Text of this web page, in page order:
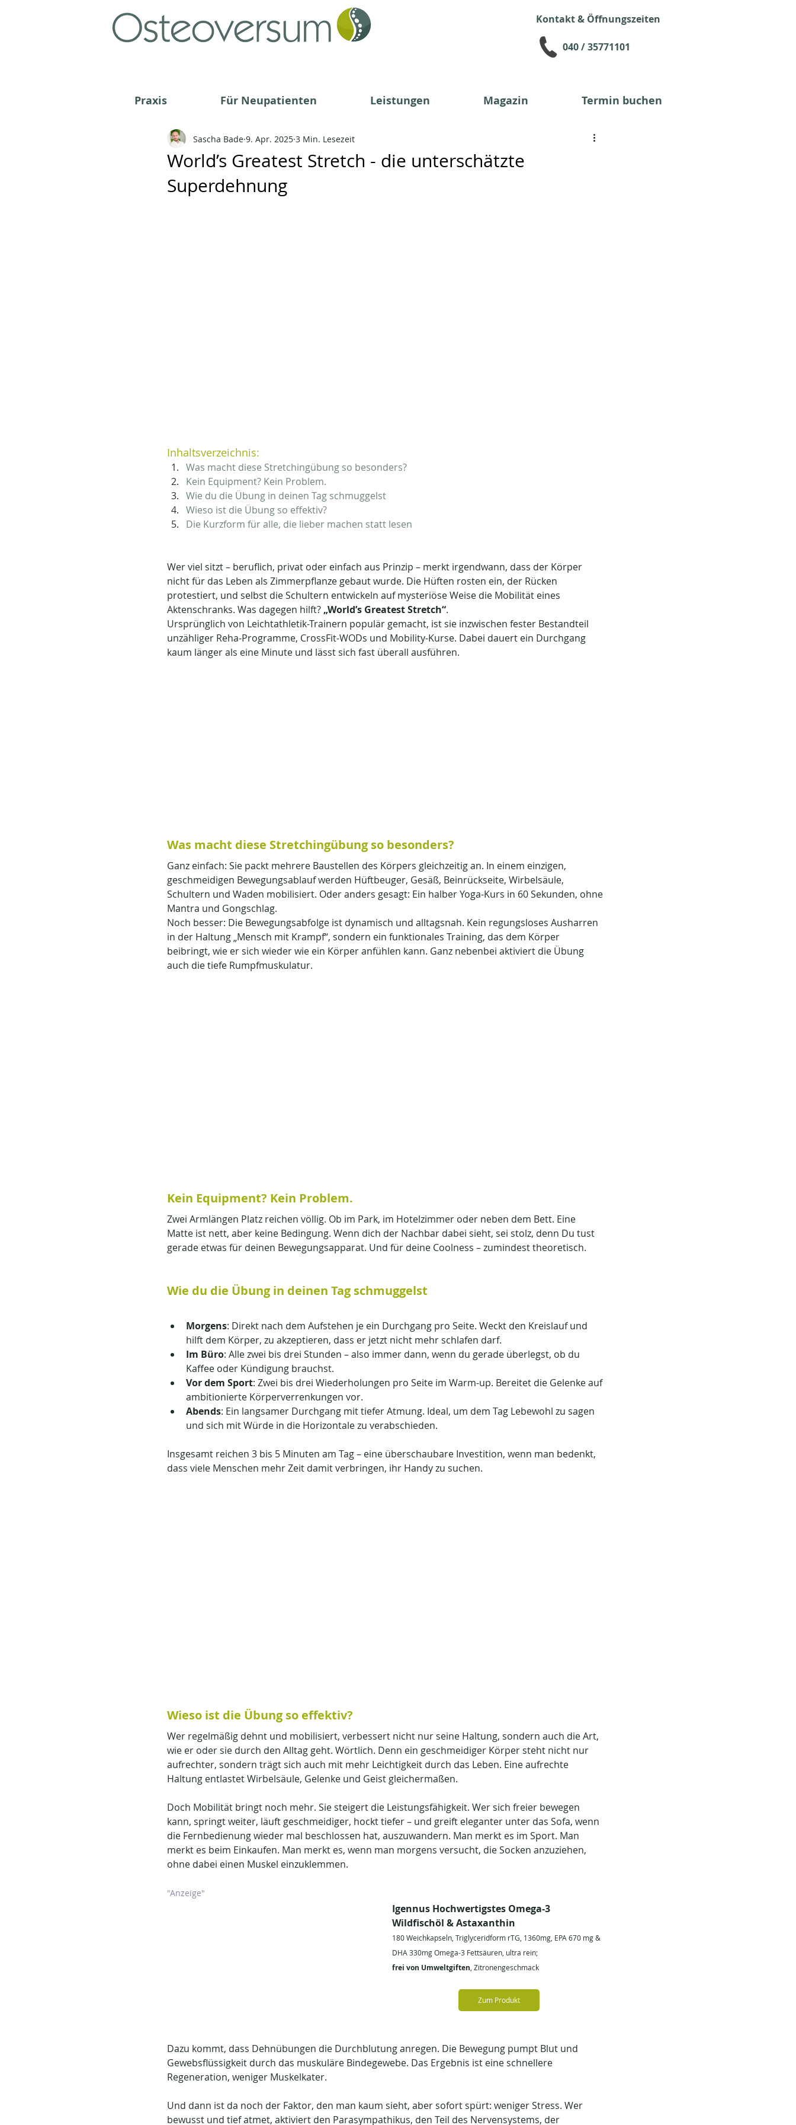
Kontakt & Öffnungszeiten
040 / 35771101
Praxis Für Neupatienten Leistungen Magazin Termin buchen
World’s Greatest Stretch - die unterschätzte
Superdehnung
Sascha Bade 9. Apr. 2025 3 Min. Lesezeit
Inhaltsverzeichnis:
Was macht diese Stretchingübung so besonders?
Kein Equipment? Kein Problem.
Wie du die Übung in deinen Tag schmuggelst
Wieso ist die Übung so effektiv?
Die Kurzform für alle, die lieber machen statt lesen
Wer viel sitzt – beruflich, privat oder einfach aus Prinzip – merkt irgendwann, dass der Körper
nicht für das Leben als Zimmerpflanze gebaut wurde. Die Hüften rosten ein, der Rücken
protestiert, und selbst die Schultern entwickeln auf mysteriöse Weise die Mobilität eines
Aktenschranks. Was dagegen hilft? „World’s Greatest Stretch“.
Ursprünglich von Leichtathletik-Trainern populär gemacht, ist sie inzwischen fester Bestandteil
unzähliger Reha-Programme, CrossFit-WODs und Mobility-Kurse. Dabei dauert ein Durchgang
kaum länger als eine Minute und lässt sich fast überall ausführen.
Was macht diese Stretchingübung so besonders?
Ganz einfach: Sie packt mehrere Baustellen des Körpers gleichzeitig an. In einem einzigen,
geschmeidigen Bewegungsablauf werden Hüftbeuger, Gesäß, Beinrückseite, Wirbelsäule,
Schultern und Waden mobilisiert. Oder anders gesagt: Ein halber Yoga-Kurs in 60 Sekunden, ohne
Mantra und Gongschlag.
Noch besser: Die Bewegungsabfolge ist dynamisch und alltagsnah. Kein regungsloses Ausharren
in der Haltung „Mensch mit Krampf“, sondern ein funktionales Training, das dem Körper
beibringt, wie er sich wieder wie ein Körper anfühlen kann. Ganz nebenbei aktiviert die Übung
auch die tiefe Rumpfmuskulatur.
Kein Equipment? Kein Problem.
Zwei Armlängen Platz reichen völlig. Ob im Park, im Hotelzimmer oder neben dem Bett. Eine
Matte ist nett, aber keine Bedingung. Wenn dich der Nachbar dabei sieht, sei stolz, denn Du tust
gerade etwas für deinen Bewegungsapparat. Und für deine Coolness – zumindest theoretisch.
Wie du die Übung in deinen Tag schmuggelst
Morgens: Direkt nach dem Aufstehen je ein Durchgang pro Seite. Weckt den Kreislauf und
hilft dem Körper, zu akzeptieren, dass er jetzt nicht mehr schlafen darf.
Im Büro: Alle zwei bis drei Stunden – also immer dann, wenn du gerade überlegst, ob du
Kaffee oder Kündigung brauchst.
Vor dem Sport: Zwei bis drei Wiederholungen pro Seite im Warm-up. Bereitet die Gelenke auf
ambitionierte Körperverrenkungen vor.
Abends: Ein langsamer Durchgang mit tiefer Atmung. Ideal, um dem Tag Lebewohl zu sagen
und sich mit Würde in die Horizontale zu verabschieden.
Insgesamt reichen 3 bis 5 Minuten am Tag – eine überschaubare Investition, wenn man bedenkt,
dass viele Menschen mehr Zeit damit verbringen, ihr Handy zu suchen.
Wieso ist die Übung so effektiv?
Wer regelmäßig dehnt und mobilisiert, verbessert nicht nur seine Haltung, sondern auch die Art,
wie er oder sie durch den Alltag geht. Wörtlich. Denn ein geschmeidiger Körper steht nicht nur
aufrechter, sondern trägt sich auch mit mehr Leichtigkeit durch das Leben. Eine aufrechte
Haltung entlastet Wirbelsäule, Gelenke und Geist gleichermaßen.
Doch Mobilität bringt noch mehr. Sie steigert die Leistungsfähigkeit. Wer sich freier bewegen
kann, springt weiter, läuft geschmeidiger, hockt tiefer – und greift eleganter unter das Sofa, wenn
die Fernbedienung wieder mal beschlossen hat, auszuwandern. Man merkt es im Sport. Man
merkt es beim Einkaufen. Man merkt es, wenn man morgens versucht, die Socken anzuziehen,
ohne dabei einen Muskel einzuklemmen.
"Anzeige"
Igennus Hochwertigstes Omega-3
Wildfischöl & Astaxanthin
180 Weichkapseln, Triglyceridform rTG, 1360mg, EPA 670 mg &
DHA 330mg Omega-3 Fettsäuren, ultra rein;
frei von Umweltgiften , Zitronengeschmack
Zum Produkt
Dazu kommt, dass Dehnübungen die Durchblutung anregen. Die Bewegung pumpt Blut und
Gewebsflüssigkeit durch das muskuläre Bindegewebe. Das Ergebnis ist eine schnellere
Regeneration, weniger Muskelkater.
Und dann ist da noch der Faktor, den man kaum sieht, aber sofort spürt: weniger Stress. Wer
bewusst und tief atmet, aktiviert den Parasympathikus, den Teil des Nervensystems, der